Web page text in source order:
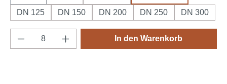
(Diese Option ist zurzeit nicht verfügbar.)
DN 125
DN 150 DN 200 DN 250 DN 300
Produkt Anzahl: Gib den gewünschten
In den Warenkorb